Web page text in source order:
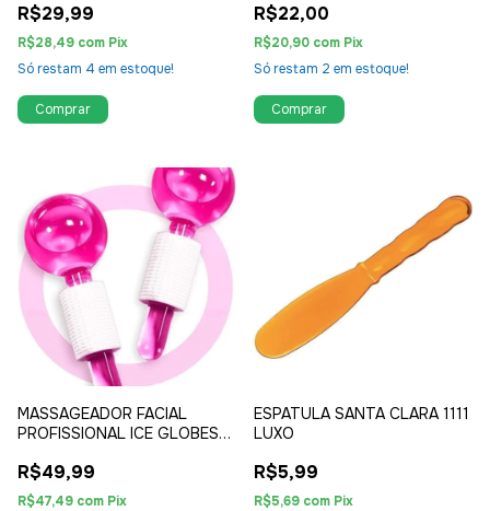
R$29,99
R$28,49 com Pix
Só restam 4 em estoque!
Comprar
R$22,00
R$20,90 com Pix
Só restam 2 em estoque!
MASSAGEADOR FACIAL
PROFISSIONAL ICE GLOBES
R$49,99
R$47,49 com Pix
ESPATULA SANTA CLARA 1111
LUXO
R$5,99
R$5,69 com Pix